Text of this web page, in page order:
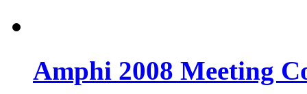
Amphi 2008 Meeting